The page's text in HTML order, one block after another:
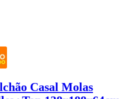
Casal Molas